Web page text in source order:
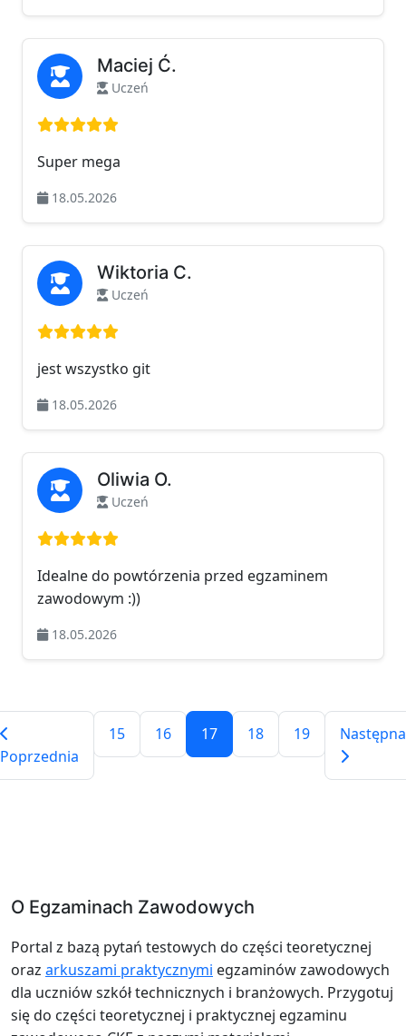
Maciej Ć.
Uczeń
Ocena: 5 na 5
Super mega
18.05.2026
Wiktoria C.
Uczeń
Ocena: 5 na 5
jest wszystko git
18.05.2026
Oliwia O.
Uczeń
Ocena: 5 na 5
Idealne do powtórzenia przed egzaminem
zawodowym :))
18.05.2026
Poprzednia
15 16 17 18 19 Następna
O Egzaminach Zawodowych
Portal z bazą pytań testowych do części teoretycznej
oraz arkuszami praktycznymi egzaminów zawodowych
dla uczniów szkół technicznych i branżowych. Przygotuj
się do części teoretycznej i praktycznej egzaminu